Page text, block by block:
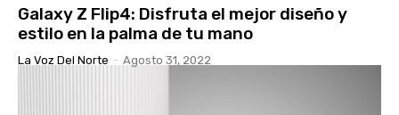
Galaxy Z Flip4: Disfruta el mejor diseño y
estilo en la palma de tu mano
La Voz Del Norte - Agosto 31, 2022